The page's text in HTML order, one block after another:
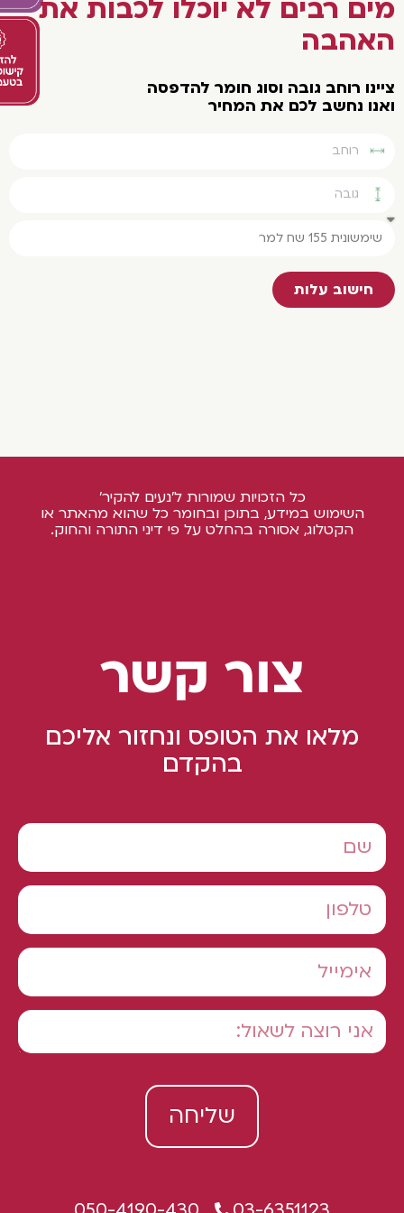
רבים לא יוכלו לכבות את
רוחב גובה וסוג חומר להדפסה
נחשב לכם את המחיר
חישוב עלות
כל הזכויות שמורות ל'נעים להקיר'
השימוש במידע, בתוכן ובחומר כל שהוא מהאתר או
הקטלוג, אסורה בהחלט על פי דיני התורה והחוק.
צור קשר
מלאו את הטופס ונחזור אליכם
בהקדם
שליחה